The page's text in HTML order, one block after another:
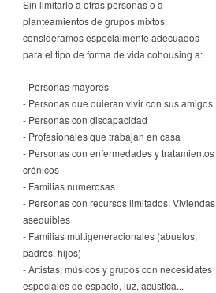
Sin limitarlo a otras personas o a
planteamientos de grupos mixtos,
consideramos especialmente adecuados
para el tipo de forma de vida cohousing a:
- Personas mayores
- Personas que quieran vivir con sus amigos
- Personas con discapacidad
- Profesionales que trabajan en casa
- Personas con enfermedades y tratamientos
crónicos
- Familias numerosas
- Personas con recursos limitados. Viviendas
asequibles
- Familias multigeneracionales (abuelos,
padres, hijos)
- Artistas, músicos y grupos con necesidates
especiales de espacio, luz, acústica...